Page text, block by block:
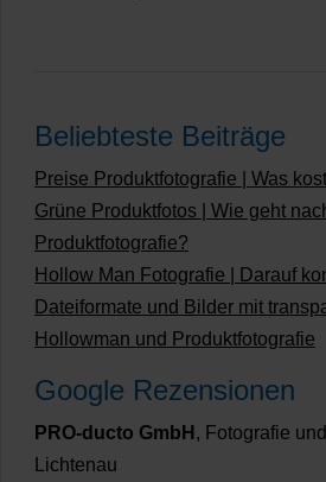
Beliebteste Beiträge
Preise Produktfotografie | Was
Grüne Produktfotos | Wie geht
Produktfotografie?
Hollow Man Fotografie | Darauf
Dateiformate und Bilder mit
Hollowman und Produktfotografie
Google Rezensionen
PRO-ducto GmbH , Fotografie
Lichtenau